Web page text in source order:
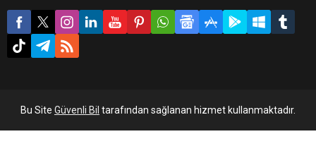
Bu Site Güvenli Bil tarafından sağlanan hizmet kullanmaktadır.